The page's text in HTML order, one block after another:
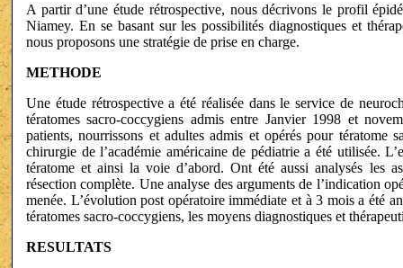
A partir d’une étude rétrospective, nous décrivons le profil
Niamey. En se basant sur les possibilités diagnostiques et
nous proposons une stratégie de prise en charge.
METHODE
Une étude rétrospective a été réalisée dans le service de
tératomes sacro-coccygiens admis entre Janvier 1998 et
patients, nourrissons et adultes admis et opérés pour tératome
chirurgie de l’académie américaine de pédiatrie a été utilisée.
tératome et ainsi la voie d’abord. Ont été aussi analysés les
résection complète. Une analyse des arguments de l’indication
menée. L’évolution post opératoire immédiate et à 3 mois a été
tératomes sacro-coccygiens, les moyens diagnostiques et
RESULTATS